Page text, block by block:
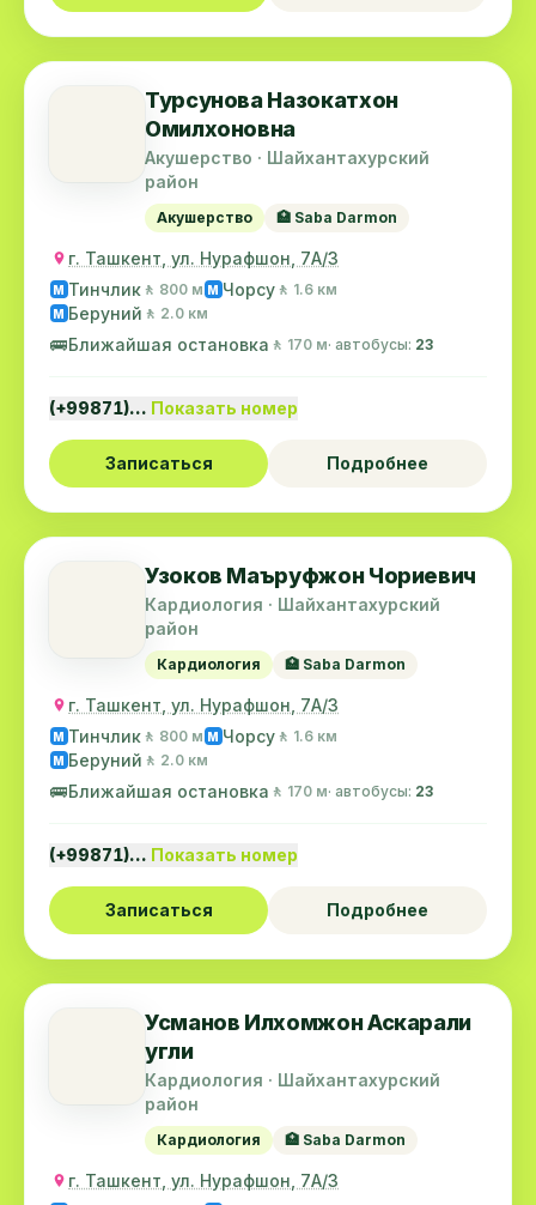
Турсунова Назокатхон
Омилхоновна
Акушерство · Шайхантахурский
район
Акушерство 🏥 Saba Darmon
г. Ташкент, ул. Нурафшон, 7А/3
M Тинчлик 🚶 800 м M Чорсу 🚶 1.6 км
M Беруний 🚶 2.0 км
🚌Ближайшая остановка 🚶 170 м· автобусы: 23
(+99871)… Показать номер
Записаться Подробнее
Узоков Маъруфжон Чориевич
Кардиология · Шайхантахурский
район
Кардиология 🏥 Saba Darmon
г. Ташкент, ул. Нурафшон, 7А/3
M Тинчлик 🚶 800 м M Чорсу 🚶 1.6 км
M Беруний 🚶 2.0 км
🚌Ближайшая остановка 🚶 170 м· автобусы: 23
(+99871)… Показать номер
Записаться Подробнее
Усманов Илхомжон Аскарали
угли
Кардиология · Шайхантахурский
район
Кардиология 🏥 Saba Darmon
г. Ташкент, ул. Нурафшон, 7А/3